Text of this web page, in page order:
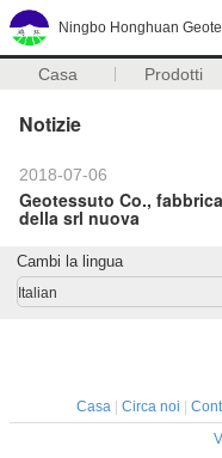
Ningbo Honghuan
Casa Prodotti
Notizie
2018-07-06
Geotessuto Co.,
della srl nuova
Cambi la lingua
Italian
Casa| Circa noi